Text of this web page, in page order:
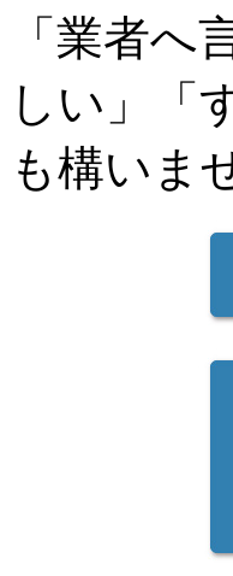
「業者
しい」「
も構いま